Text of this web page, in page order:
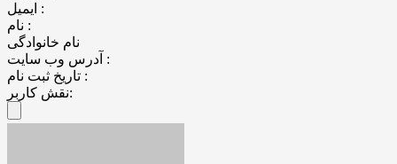
ایمیل :
نام :
نام خانوادگی
آدرس وب سایت :
تاریخ ثبت نام :
نقش کاربر: